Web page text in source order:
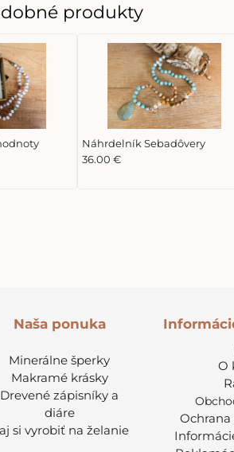
produkty
Náhrdelník Sebadôvery
36.00 €
Naša ponuka
Minerálne šperky
Makramé krásky
Drevené zápisníky a
diáre
si vyrobiť na želanie
O